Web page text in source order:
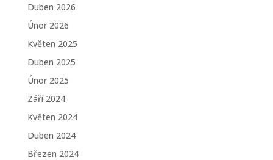
Duben 2026
Únor 2026
Květen 2025
Duben 2025
Únor 2025
Září 2024
Květen 2024
Duben 2024
Březen 2024